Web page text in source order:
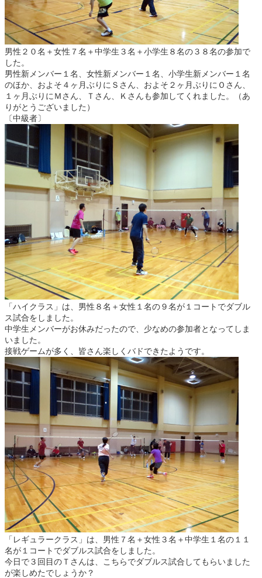
男性２０名＋女性７名＋中学生３名＋小学生８名の３８名の参加で
した。
男性新メンバー１名、女性新メンバー１名、小学生新メンバー１名
のほか、およそ４ヶ月ぶりにＳさん、およそ２ヶ月ぶりにＯさん、
１ヶ月ぶりにＭさん、Ｔさん、Ｋさんも参加してくれました。（あ
りがとうございました）
〔中級者〕
「ハイクラス」は、男性８名＋女性１名の９名が１コートでダブル
ス試合をしました。
中学生メンバーがお休みだったので、少なめの参加者となってしま
いました。
接戦ゲームが多く、皆さん楽しくバドできたようです。
「レギュラークラス」は、男性７名＋女性３名＋中学生１名の１１
名が１コートでダブルス試合をしました。
今日で３回目のＴさんは、こちらでダブルス試合してもらいました
が楽しめたでしょうか？